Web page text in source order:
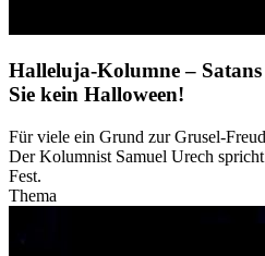
Halleluja-Kolumne – Satans
Sie kein Halloween!
Für viele ein Grund zur Grusel-
Der Kolumnist Samuel Urech
Fest.
Thema